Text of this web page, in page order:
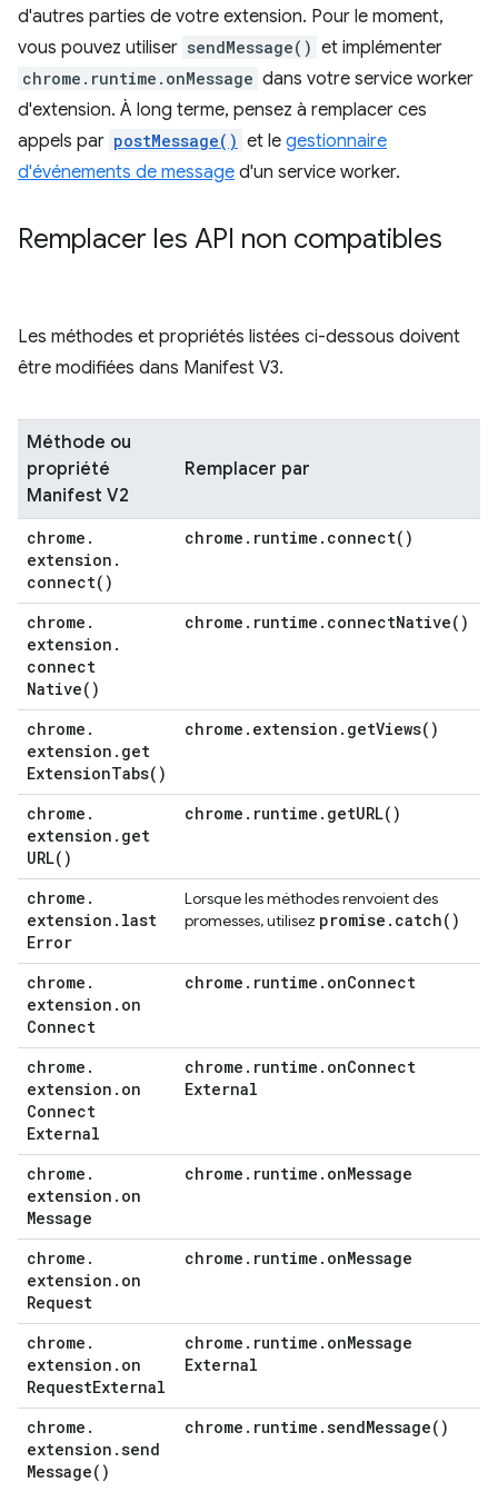
d'autres parties de votre extension. Pour le moment,
vous pouvez utiliser sendMessage() et implémenter
chrome.runtime.onMessage dans votre service worker
d'extension. À long terme, pensez à remplacer ces
appels par postMessage() et le gestionnaire
d'événements de message d'un service worker.
Remplacer les API non compatibles
Les méthodes et propriétés listées ci-dessous doivent
être modifiées dans Manifest V3.
Méthode ou
propriété
Manifest V2
Remplacer par
chrome .
extension .
connect( )
chrome . runtime . connect( )
chrome .
extension .
connect
Native( )
chrome . runtime . connectNative( )
chrome .
extension . get
ExtensionTabs( )
chrome . extension . getViews( )
chrome .
extension . get
URL( )
chrome . runtime . getURL( )
chrome .
extension . last
Error
Lorsque les méthodes renvoient des
promesses, utilisez promise . catch( )
chrome .
extension . on
Connect
chrome . runtime . onConnect
chrome .
extension . on
Connect
External
chrome . runtime . onConnect
External
chrome .
extension . on
Message
chrome . runtime . onMessage
chrome .
extension . on
Request
chrome . runtime . onMessage
chrome .
extension . on
RequestExternal
chrome . runtime . onMessage
External
chrome .
extension .send
Message( )
chrome . runtime .sendMessage( )